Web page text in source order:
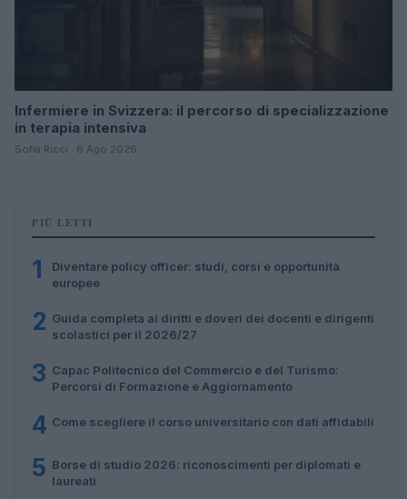
Infermiere in Svizzera: il percorso di specializzazione
in terapia intensiva
Sofia Ricci · 6 Ago 2026
PIÙ LETTI
1
Diventare policy officer: studi, corsi e opportunità
europee
2 Guida completa ai diritti e doveri dei docenti e dirigenti
scolastici per il 2026/27
3 Capac Politecnico del Commercio e del Turismo:
Percorsi di Formazione e Aggiornamento
4 Come scegliere il corso universitario con dati affidabili
5 Borse di studio 2026: riconoscimenti per diplomati e
laureati